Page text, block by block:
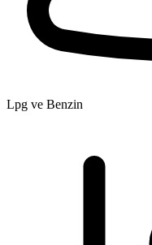
Lpg ve Benzin